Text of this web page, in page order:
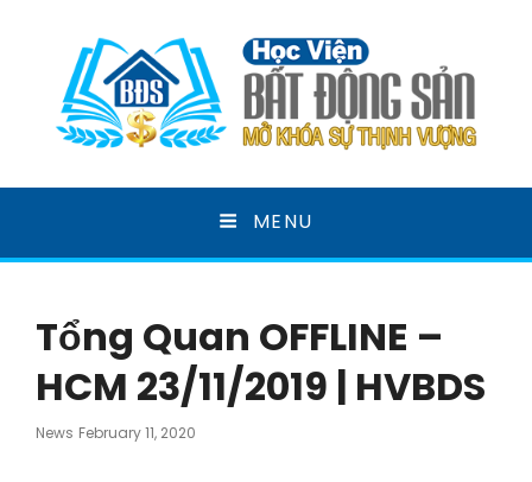
HỌC VIỆN BẤT ĐỘNG
SẢN
MENU
Tổng Quan OFFLINE –
HCM 23/11/2019 | HVBDS
News Posted
February 11, 2020